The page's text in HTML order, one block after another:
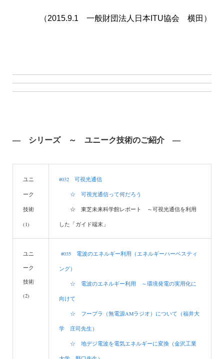
（2015.9.1 一般財団法人日本ITU協会 横田）
— シリーズ ～ ユニーク技術のご紹介 —
ユニ
ーク
技術
(1)
#032 可視光通信
☆ 可視光通信って何だろう
☆ 東芝未来科学館レポート ～可視光通信を利用
した「ガイド端末」
ユニ
ーク
技術
(2)
#035 電波のエネルギー利用（エネルギーハーベスティ
ング）
☆ 電波のエネルギー利用 ～環境発電の実用化に
向けて
☆ フープラ（無電源AMラジオ）について（福井大
学 庄司先生）
☆ 地デジ電波を電気エネルギーに変換（金沢工業